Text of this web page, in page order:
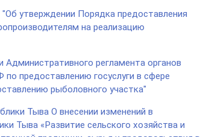
утверждении Порядка предоставления
на реализацию
регламента органов
предоставлению госуслуги в сфере
рыболовного участка"
Тыва О внесении изменений в
Тыва «Развитие сельского хозяйства и